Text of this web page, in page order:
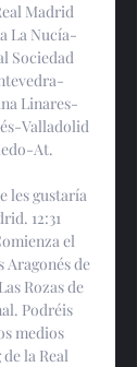
Madrid
La Nucía-
Sociedad
Linares-
Valladolid
At.
les gustaría
12:31
el
Aragonés de
Rozas de
Podréis
medios
la Real